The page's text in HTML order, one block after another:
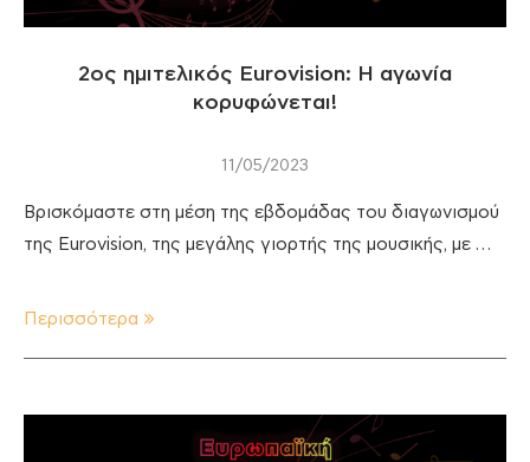
2oς ημιτελικός Eurovision: H αγωνία
κορυφώνεται!
11/05/2023
Βρισκόμαστε στη μέση της εβδομάδας του διαγωνισμού
της Eurovision, της μεγάλης γιορτής της μουσικής, με …
Περισσότερα